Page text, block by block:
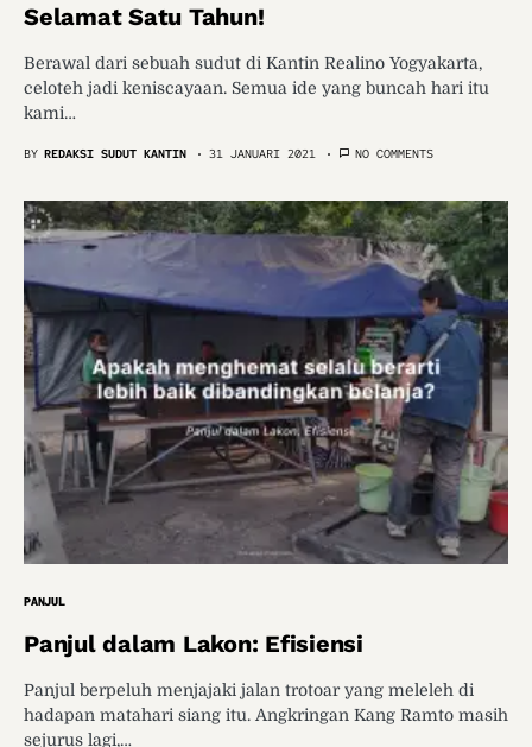
Selamat Satu Tahun!
Berawal dari sebuah sudut di Kantin Realino Yogyakarta,
celoteh jadi keniscayaan. Semua ide yang buncah hari itu
kami…
BY REDAKSI SUDUT KANTIN 31 JANUARI 2021 NO COMMENTS
PANJUL
Panjul dalam Lakon: Efisiensi
Panjul berpeluh menjajaki jalan trotoar yang meleleh di
hadapan matahari siang itu. Angkringan Kang Ramto masih
sejurus lagi,…